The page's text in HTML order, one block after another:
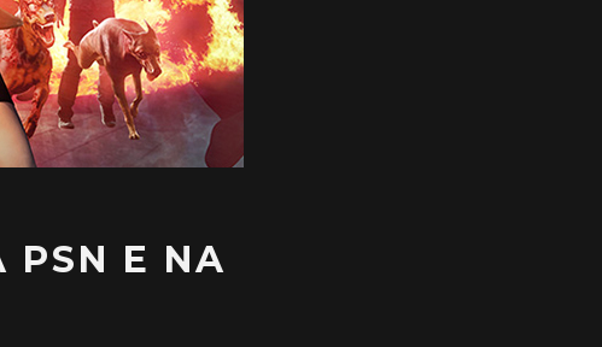
PSN E NA